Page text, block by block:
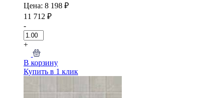
Цена: 8 198 ₽
11 712 ₽
-
+
В корзину
Купить в 1 клик